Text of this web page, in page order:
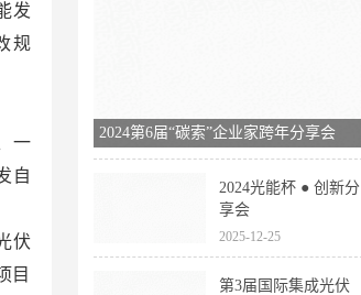
发
规
一
自
伏
目
2024第6届“碳索”企业家跨年分享会
2024光能杯 ● 创新分
享会
2025-12-25
第3届国际集成光伏